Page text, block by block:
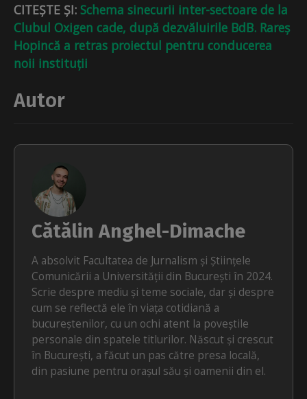
CITEȘTE ȘI: Schema sinecurii inter-sectoare de la
Clubul Oxigen cade, după dezvăluirile BdB. Rareș
Hopincă a retras proiectul pentru conducerea
noii instituții
Autor
Cătălin Anghel-Dimache
A absolvit Facultatea de Jurnalism și Științele
Comunicării a Universității din București în 2024.
Scrie despre mediu și teme sociale, dar și despre
cum se reflectă ele în viața cotidiană a
bucureștenilor, cu un ochi atent la poveștile
personale din spatele titlurilor. Născut și crescut
în București, a făcut un pas către presa locală,
din pasiune pentru orașul său și oamenii din el.